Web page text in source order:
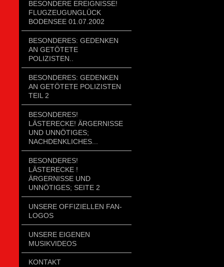
BESONDERE EREIGNISSE!
FLUGZEUGUNGLÜCK
BODENSEE 01.07.2002
BESONDERES: GEDENKEN
AN GETÖTETE
POLIZISTEN..
BESONDERES: GEDENKEN
AN GETÖTETE POLIZISTEN
TEIL 2
BESONDERES!
LÄSTERECKE! ÄRGERNISSE
UND UNNÖTIGES;
NACHDENKLICHES...
BESONDERES!
LÄSTERECKE !
ÄRGERNISSE UND
UNNÖTIGES; SEITE 2
UNSERE OFFIZIELLEN FAN-
LOGOS
UNSERE EIGENEN
MUSIKVIDEOS
KONTAKT